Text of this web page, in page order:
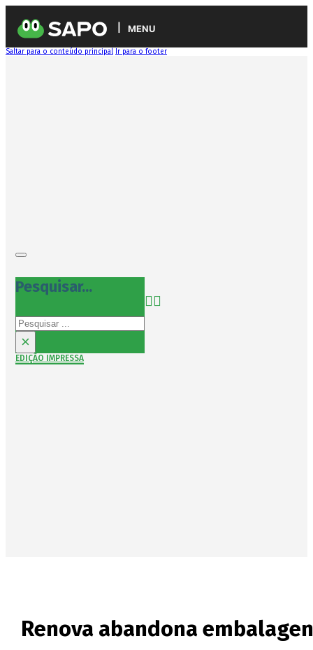
MENU
Saltar para o conteúdo principal Ir para o footer
Pesquisar...
Pesquisar
×
EDIÇÃO IMPRESSA
Renova abandona